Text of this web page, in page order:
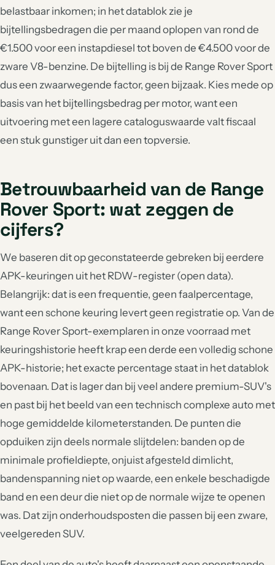
belastbaar inkomen; in het datablok zie je
bijtellingsbedragen die per maand oplopen van rond de
€1.500 voor een instapdiesel tot boven de €4.500 voor de
zware V8-benzine. De bijtelling is bij de Range Rover Sport
dus een zwaarwegende factor, geen bijzaak. Kies mede op
basis van het bijtellingsbedrag per motor, want een
uitvoering met een lagere cataloguswaarde valt fiscaal
een stuk gunstiger uit dan een topversie.
Betrouwbaarheid van de Range
Rover Sport: wat zeggen de
cijfers?
We baseren dit op geconstateerde gebreken bij eerdere
APK-keuringen uit het RDW-register (open data).
Belangrijk: dat is een frequentie, geen faalpercentage,
want een schone keuring levert geen registratie op. Van de
Range Rover Sport-exemplaren in onze voorraad met
keuringshistorie heeft krap een derde een volledig schone
APK-historie; het exacte percentage staat in het datablok
bovenaan. Dat is lager dan bij veel andere premium-SUV's
en past bij het beeld van een technisch complexe auto met
hoge gemiddelde kilometerstanden. De punten die
opduiken zijn deels normale slijtdelen: banden op de
minimale profieldiepte, onjuist afgesteld dimlicht,
bandenspanning niet op waarde, een enkele beschadigde
band en een deur die niet op de normale wijze te openen
was. Dat zijn onderhoudsposten die passen bij een zware,
veelgereden SUV.